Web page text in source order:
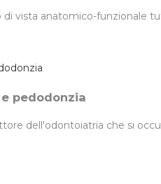
vista anatomico-funzionale
pedodonzia
dell'odontoiatria che si